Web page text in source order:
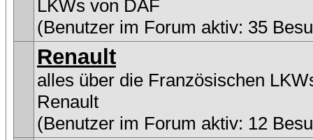
LKWs von DAF
(Benutzer im Forum aktiv: 35
Renault
alles über die Französischen
Renault
(Benutzer im Forum aktiv: 12